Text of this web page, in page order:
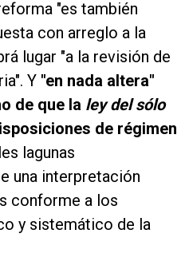
"es también
con arreglo a la
lugar "a la revisión de
Y "en nada altera"
de que la ley del sólo
de régimen
lagunas
una interpretación
conforme a los
y sistemático de la